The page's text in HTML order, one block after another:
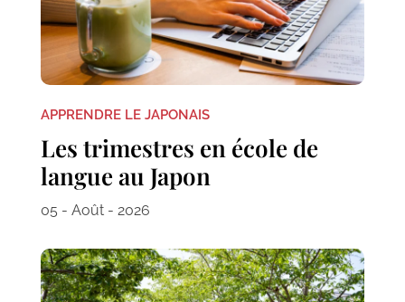
APPRENDRE LE JAPONAIS
Les trimestres en école de
langue au Japon
05 - Août - 2026